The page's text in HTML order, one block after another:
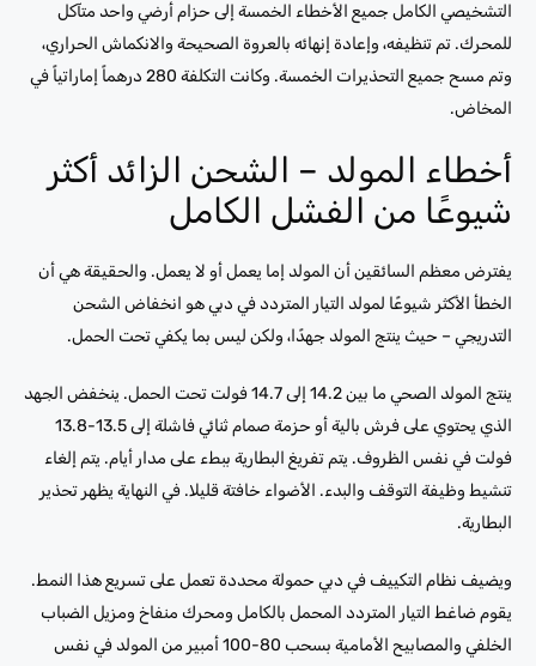
التشخيصي الكامل جميع الأخطاء الخمسة إلى حزام أرضي واحد متآكل
للمحرك. تم تنظيفه، وإعادة إنهائه بالعروة الصحيحة والانكماش الحراري،
وتم مسح جميع التحذيرات الخمسة. وكانت التكلفة 280 درهماً إماراتياً في
المخاض.
أخطاء المولد – الشحن الزائد أكثر
شيوعًا من الفشل الكامل
يفترض معظم السائقين أن المولد إما يعمل أو لا يعمل. والحقيقة هي أن
الخطأ الأكثر شيوعًا لمولد التيار المتردد في دبي هو انخفاض الشحن
التدريجي – حيث ينتج المولد جهدًا، ولكن ليس بما يكفي تحت الحمل.
ينتج المولد الصحي ما بين 14.2 إلى 14.7 فولت تحت الحمل. ينخفض ​​الجهد
الذي يحتوي على فرش بالية أو حزمة صمام ثنائي فاشلة إلى 13.5-13.8
فولت في نفس الظروف. يتم تفريغ البطارية ببطء على مدار أيام. يتم إلغاء
تنشيط وظيفة التوقف والبدء. الأضواء خافتة قليلا. في النهاية يظهر تحذير
البطارية.
ويضيف نظام التكييف في دبي حمولة محددة تعمل على تسريع هذا النمط.
يقوم ضاغط التيار المتردد المحمل بالكامل ومحرك منفاخ ومزيل الضباب
الخلفي والمصابيح الأمامية بسحب 80-100 أمبير من المولد في نفس